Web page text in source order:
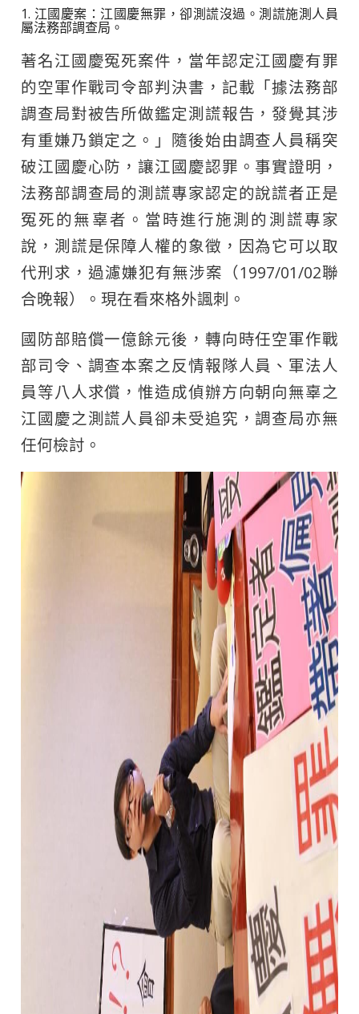
1. 江國慶案：江國慶無罪，卻測謊沒過。測謊施測人員
屬法務部調查局。
著名江國慶冤死案件，當年認定江國慶有罪
的空軍作戰司令部判決書，記載「據法務部
調查局對被告所做鑑定測謊報告，發覺其涉
有重嫌乃鎖定之。」隨後始由調查人員稱突
破江國慶心防，讓江國慶認罪。事實證明，
法務部調查局的測謊專家認定的說謊者正是
冤死的無辜者。當時進行施測的測謊專家
說，測謊是保障人權的象徵，因為它可以取
代刑求，過濾嫌犯有無涉案（1997/01/02聯
合晚報）。現在看來格外諷刺。
國防部賠償一億餘元後，轉向時任空軍作戰
部司令、調查本案之反情報隊人員、軍法人
員等八人求償，惟造成偵辦方向朝向無辜之
江國慶之測謊人員卻未受追究，調查局亦無
任何檢討。